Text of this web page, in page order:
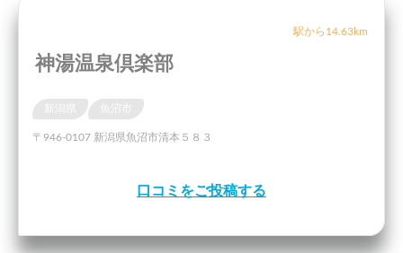
駅から14.63km
神湯温泉倶楽部
〒946-0107 新潟県魚沼市清本５８３
口コミをご投稿する